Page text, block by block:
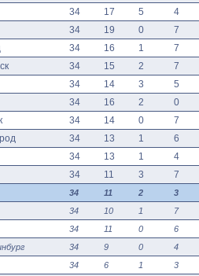
34 17 5
4
34 19 0
7
34 16 1
7
34 15 2
7
34 14 3
5
34 16 2
0
34 14 0
7
34 13 1
6
34 13 1
4
34 11 3 7
34 11 2
3
34 10 1
7
34 11 0
6
34 9 0
4
34 6 1
3